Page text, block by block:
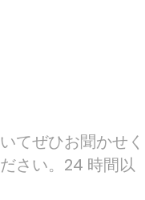
てぜひお聞かせく
さい。24 時間以